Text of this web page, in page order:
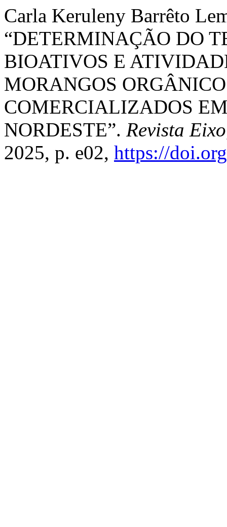
Carla Keruleny Barrêto
“DETERMINAÇÃO DO
BIOATIVOS E
MORANGOS
COMERCIALIZADOS
NORDESTE”. Revista Eixo
2025, p. e02, https://